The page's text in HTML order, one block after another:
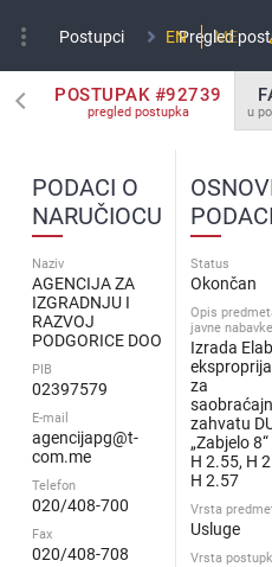
more_vert Postupci Pregled
EN ME
POSTUPAK #92739
pregled postupka u
PODACI
Status
Okončan
Opis
javne nabavke
Izrada
za
zahvatu
„Zabjelo
H 2.55, H
H 2.57
Vrsta
Usluge
Vrsta
PODACI O
NARUČIOCU
Naziv
AGENCIJA ZA
IZGRADNJU I
RAZVOJ
PODGORICE DOO
PIB
02397579
E-mail
agencijapg@t-
com.me
Telefon
020/408-700
Fax
020/408-708